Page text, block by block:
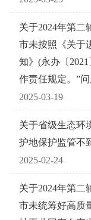
关于2024年第二
市未按照《关于
知》(永办〔
作责任规定。”
2025-03-19
关于省级生态环
护地保护监管不
2025-02-24
关于2024年第二
市未统筹好高质